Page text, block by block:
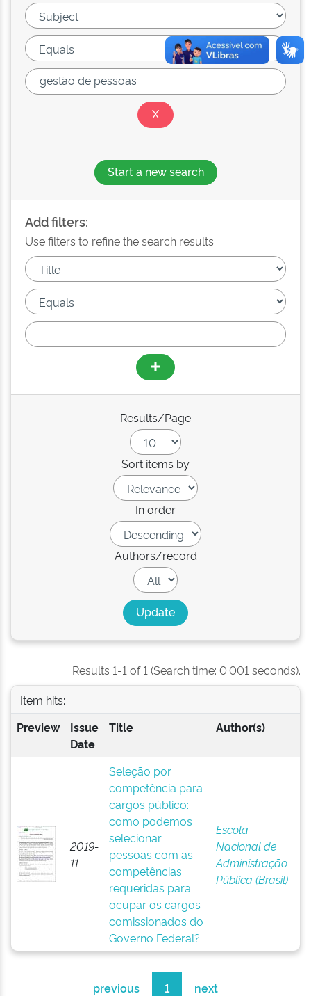
Start a new search
Add filters:
Use filters to refine the search results.
Results/Page
Sort items by
In order
Authors/record
Results 1-1 of 1 (Search time: 0.001 seconds).
Item hits:
Preview
Issue
Date
Title Author(s)
2019-
11
Seleção por
competência para
cargos público:
como podemos
selecionar
pessoas com as
competências
requeridas para
ocupar os cargos
comissionados do
Governo Federal?
Escola
Nacional de
Administração
Pública (Brasil)
previous 1 next